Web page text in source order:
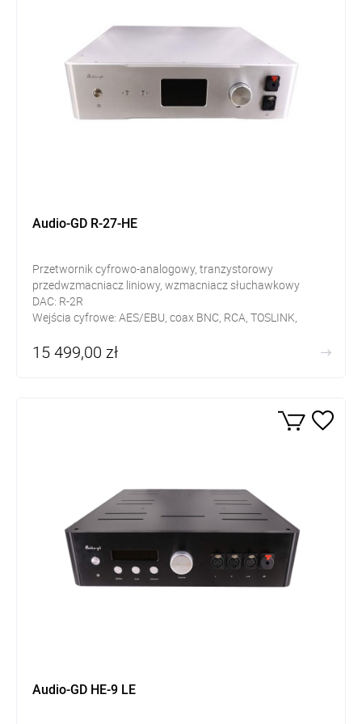
Audio-GD R-27-HE
Przetwornik cyfrowo-analogowy, tranzystorowy
przedwzmacniacz liniowy, wzmacniacz słuchawkowy
DAC: R-2R
Wejścia cyfrowe: AES/EBU, coax BNC, RCA, TOSLINK,
Wyjścia: RCA, XLR, ACSS, headphone Jack 6,3mm oraz 4pin
Zasilacz regeneracyjny
15 499,00 zł
Audio-GD HE-9 LE